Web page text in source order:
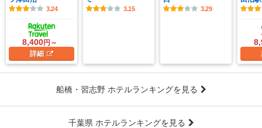
3.24
8,400円～
詳細
3.15 3.29
船橋・習志野 ホテルランキングを見る
千葉県 ホテルランキングを見る